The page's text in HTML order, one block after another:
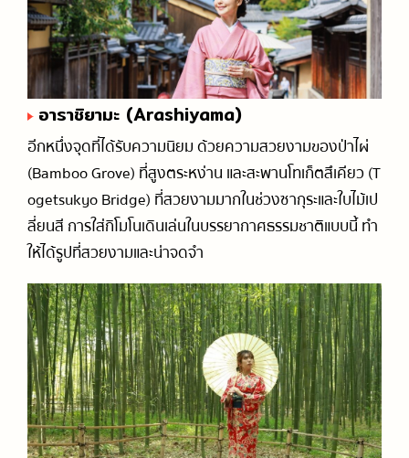
อาราชิยามะ (Arashiyama)
อีกหนึ่งจุดที่ได้รับความนิยม ด้วยความสวยงามของป่าไผ่
(Bamboo Grove) ที่สูงตระหง่าน และสะพานโทเก็ตสึเคียว (T
ogetsukyo Bridge) ที่สวยงามมากในช่วงซากุระและใบไม้เป
ลี่ยนสี การใส่กิโมโนเดินเล่นในบรรยากาศธรรมชาติแบบนี้ ทำ
ให้ได้รูปที่สวยงามและน่าจดจำ